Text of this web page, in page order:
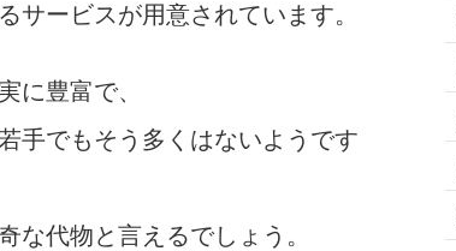
サービスが用意されています。
に豊富で、
手でもそう多くはないようです
な代物と言えるでしょう。